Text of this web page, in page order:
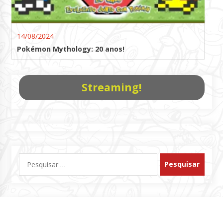
14/08/2024
Pokémon Mythology: 20 anos!
Streaming!
por: